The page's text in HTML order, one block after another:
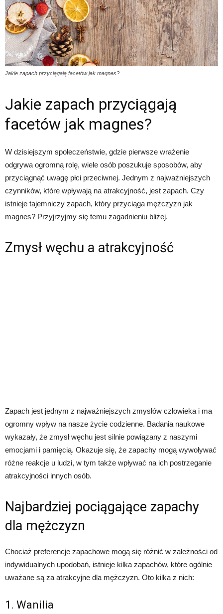
Jakie zapach przyciągają facetów jak magnes?
Jakie zapach przyciągają
facetów jak magnes?
W dzisiejszym społeczeństwie, gdzie pierwsze wrażenie
odgrywa ogromną rolę, wiele osób poszukuje sposobów, aby
przyciągnąć uwagę płci przeciwnej. Jednym z najważniejszych
czynników, które wpływają na atrakcyjność, jest zapach. Czy
istnieje tajemniczy zapach, który przyciąga mężczyzn jak
magnes? Przyjrzyjmy się temu zagadnieniu bliżej.
Zmysł węchu a atrakcyjność
Zapach jest jednym z najważniejszych zmysłów człowieka i ma
ogromny wpływ na nasze życie codzienne. Badania naukowe
wykazały, że zmysł węchu jest silnie powiązany z naszymi
emocjami i pamięcią. Okazuje się, że zapachy mogą wywoływać
różne reakcje u ludzi, w tym także wpływać na ich postrzeganie
atrakcyjności innych osób.
Najbardziej pociągające zapachy
dla mężczyzn
Chociaż preferencje zapachowe mogą się różnić w zależności od
indywidualnych upodobań, istnieje kilka zapachów, które ogólnie
uważane są za atrakcyjne dla mężczyzn. Oto kilka z nich:
1. Wanilia